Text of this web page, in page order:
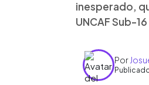
inesperado,
UNCAF Sub-16
Por